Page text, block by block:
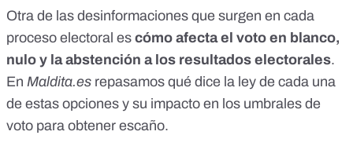
Otra de las desinformaciones que surgen en cada
proceso electoral es cómo afecta el voto en blanco,
nulo y la abstención a los resultados electorales.
En Maldita.es repasamos qué dice la ley de cada una
de estas opciones y su impacto en los umbrales de
voto para obtener escaño.